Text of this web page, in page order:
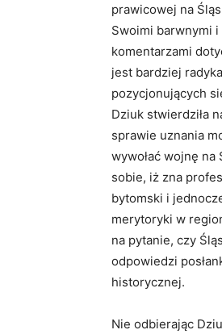
prawicowej na
Swoimi barwnymi
komentarzami
jest bardziej
pozycjonujących
Dziuk stwierdziła
sprawie uznania
wywołać wojnę na
sobie, iż zna
bytomski i
merytoryki w
na pytanie, czy
odpowiedzi
historycznej.
Nie odbierając